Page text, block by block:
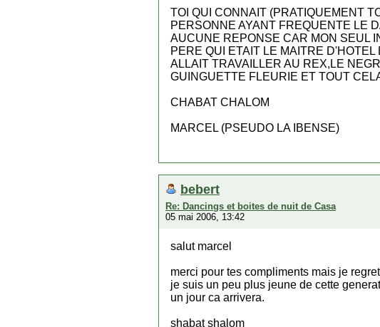
TOI QUI CONNAIT (PRATIQUEMENT
PERSONNE AYANT FREQUENTE LE
AUCUNE REPONSE CAR MON SEUL
PERE QUI ETAIT LE MAITRE
ALLAIT TRAVAILLER AU REX,LE
GUINGUETTE FLEURIE ET TOUT
CHABAT CHALOM
MARCEL (PSEUDO LA IBENSE)
bebert
Re: Dancings et boites de nuit de Casa
05 mai 2006, 13:42
salut marcel
merci pour tes compliments mais je
je suis un peu plus jeune de cette
un jour ca arrivera.
shabat shalom